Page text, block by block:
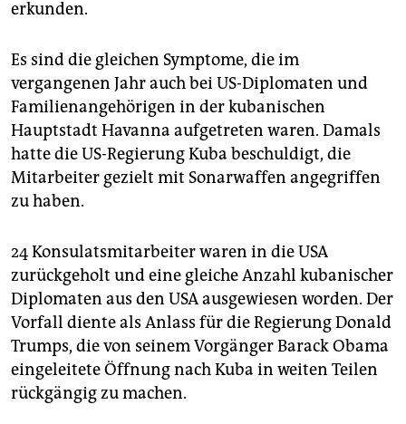
erkunden.
Es sind die gleichen Symptome, die im
vergangenen Jahr auch bei US-Diplomaten und
Familienangehörigen in der kubanischen
Hauptstadt Havanna aufgetreten waren. Damals
hatte die US-Regierung Kuba beschuldigt, die
Mitarbeiter gezielt mit Sonarwaffen angegriffen
zu haben.
24 Konsulatsmitarbeiter waren in die USA
zurückgeholt und eine gleiche Anzahl kubanischer
Diplomaten aus den USA ausgewiesen worden. Der
Vorfall diente als Anlass für die Regierung Donald
Trumps, die von seinem Vorgänger Barack Obama
eingeleitete Öffnung nach Kuba in weiten Teilen
rückgängig zu machen.